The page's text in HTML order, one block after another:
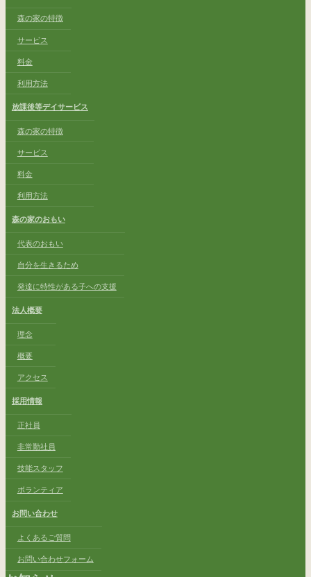
森の家の特徴
サービス
料金
利用方法
放課後等デイサービス
森の家の特徴
サービス
料金
利用方法
森の家のおもい
代表のおもい
自分を生きるため
発達に特性がある子への支援
法人概要
理念
概要
アクセス
採用情報
正社員
非常勤社員
技能スタッフ
ボランティア
お問い合わせ
よくあるご質問
お問い合わせフォーム